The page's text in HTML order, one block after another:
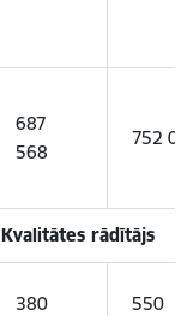
687
568
752
Kvalitātes rādītājs
380 550